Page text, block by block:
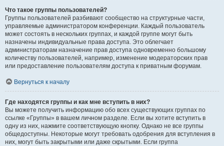
Что такое группы пользователей?
Группы пользователей разбивают сообщество на структурные части,
управляемые администратором конференции. Каждый пользователь
может состоять в нескольких группах, и каждой группе могут быть
назначены индивидуальные права доступа. Это облегчает
администраторам назначение прав доступа одновременно большому
количеству пользователей, например, изменение модераторских прав
или предоставление пользователям доступа к приватным форумам.
Вернуться к началу
Где находятся группы и как мне вступить в них?
Вы можете получить информацию обо всех существующих группах по
ссылке «Группы» в вашем личном разделе. Если вы хотите вступить в
одну из них, нажмите соответствующую кнопку. Однако не все группы
общедоступны. Некоторые могут требовать одобрения для вступления в
них, могут быть закрытыми или даже скрытыми. Если группа